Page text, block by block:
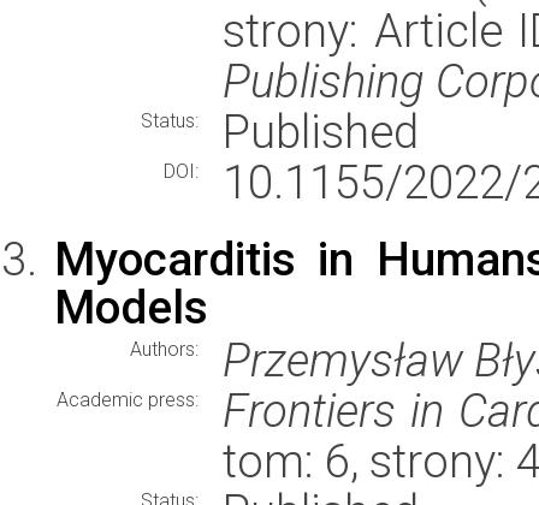
strony: Article
Publishing
Status: Published
DOI:
10.1155/2022/
Myocarditis in
Models
Authors: Przemysław
Academic press:
Frontiers in
tom: 6, strony: